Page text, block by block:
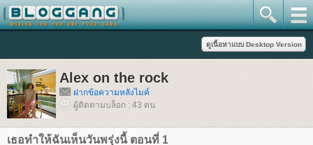
Alex on the rock
ฝากข้อความหลังไมค์
ผู้ติดตามบล็อก : 43 คน
เธอทำให้ฉันเห็นวันพรุ่งนี้ ตอนที่ 1